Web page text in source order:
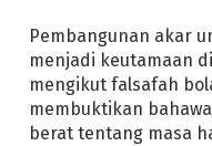
Pembangunan akar
menjadi keutamaan
mengikut falsafah
membuktikan
berat tentang masa